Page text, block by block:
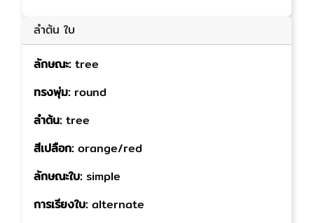
ลำต้น ใบ
ลักษณะ: tree
ทรงพุ่ม: round
ลำต้น: tree
สีเปลือก: orange/red
ลักษณะใบ: simple
การเรียงใบ: alternate